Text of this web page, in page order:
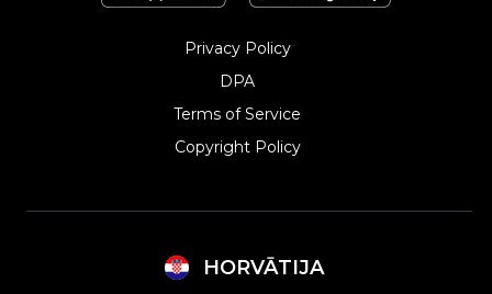
Privacy Policy
DPA
Terms of Service
Copyright Policy‎
HORVĀTIJA